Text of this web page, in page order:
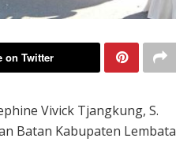
on Twitter
Vivick Tjangkung, S.
Batan Kabupaten Lembata